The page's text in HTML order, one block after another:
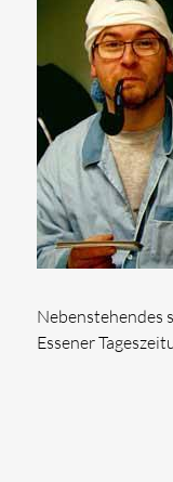
Nebenstehendes
Essener